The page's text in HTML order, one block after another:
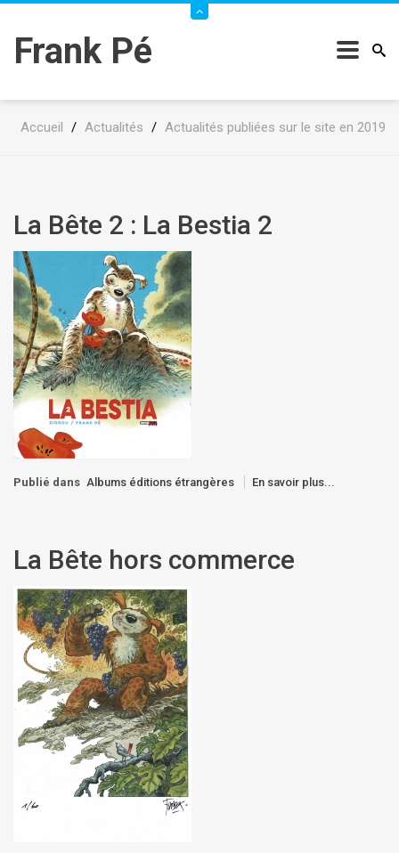
Frank Pé
Accueil / Actualités / Actualités publiées sur le site en 2019
La Bête 2 : La Bestia 2
Publié dans Albums éditions étrangères En savoir plus...
La Bête hors commerce